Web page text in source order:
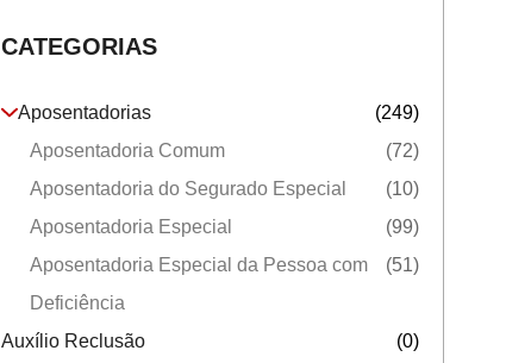
CATEGORIAS
Aposentadorias
(249)
Aposentadoria Comum
(72)
Aposentadoria do Segurado Especial
(10)
Aposentadoria Especial
(99)
Aposentadoria Especial da Pessoa com
Deficiência
(51)
Auxílio Reclusão
(0)